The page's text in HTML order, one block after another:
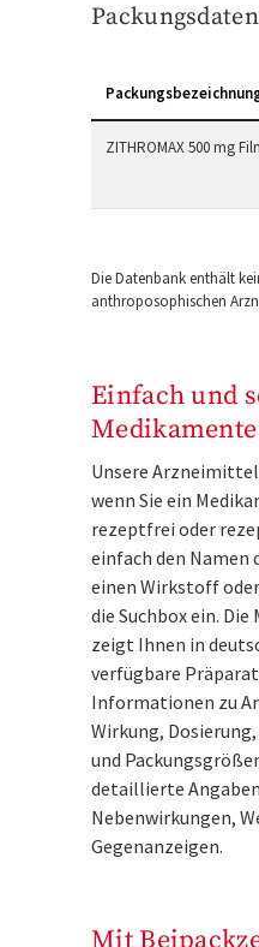
Packungsdaten
ZITHROMAX 500 mg
Die Datenbank enthält
anthroposophischen
Einfach und
Unsere
wenn Sie ein
rezeptfrei oder
einfach den
einen Wirkstoff
die Suchbox ein.
zeigt Ihnen in
verfügbare
Informationen zu
Wirkung,
und
detaillierte
Nebenwirkungen,
Gegenanzeigen.